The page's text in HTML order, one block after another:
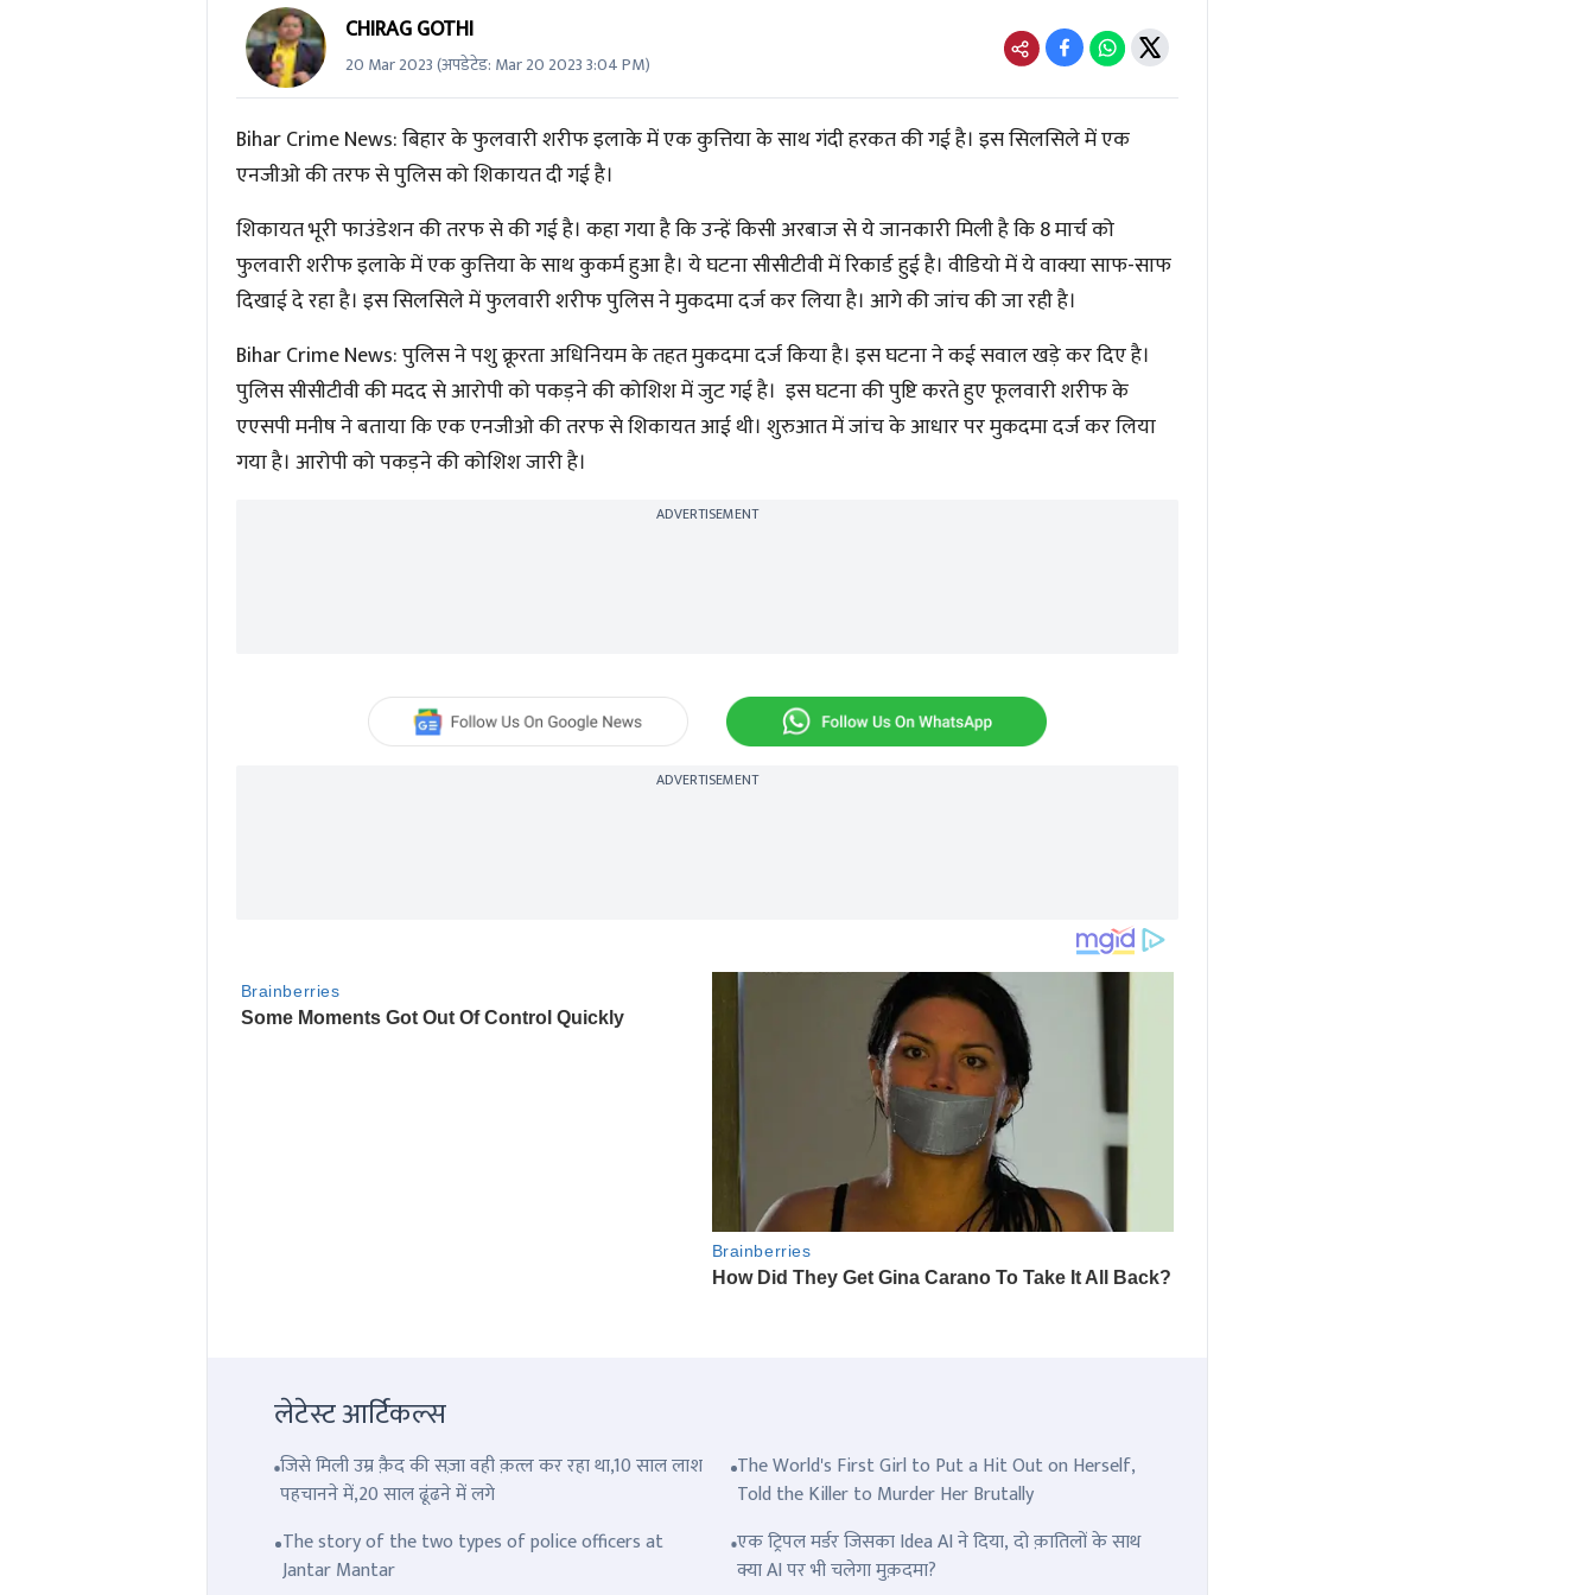
CHIRAG GOTHI
20 Mar 2023(अपडेटेड: Mar 20 2023 3:04 PM)
Bihar Crime News: बिहार के फुलवारी शरीफ इलाके में एक कुत्तिया के साथ गंदी हरकत की गई है। इस सिलसिले में एक
एनजीओ की तरफ से पुलिस को शिकायत दी गई है।
शिकायत भूरी फाउंडेशन की तरफ से की गई है। कहा गया है कि उन्हें किसी अरबाज से ये जानकारी मिली है कि 8 मार्च को
फुलवारी शरीफ इलाके में एक कुत्तिया के साथ कुकर्म हुआ है। ये घटना सीसीटीवी में रिकार्ड हुई है। वीडियो में ये वाक्या साफ-साफ
दिखाई दे रहा है। इस सिलसिले में फुलवारी शरीफ पुलिस ने मुकदमा दर्ज कर लिया है। आगे की जांच की जा रही है।
Bihar Crime News: पुलिस ने पशु क्रूरता अधिनियम के तहत मुकदमा दर्ज किया है। इस घटना ने कई सवाल खड़े कर दिए है।
पुलिस सीसीटीवी की मदद से आरोपी को पकड़ने की कोशिश में जुट गई है। इस घटना की पुष्टि करते हुए फूलवारी शरीफ के
एएसपी मनीष ने बताया कि एक एनजीओ की तरफ से शिकायत आई थी। शुरुआत में जांच के आधार पर मुकदमा दर्ज कर लिया
गया है। आरोपी को पकड़ने की कोशिश जारी है।
ADVERTISEMENT
ADVERTISEMENT
लेटेस्ट आर्टिकल्स
जिसे मिली उम्र क़ैद की सज़ा वही क़त्ल कर रहा था,10 साल लाश
पहचानने में,20 साल ढूंढने में लगे
The World's First Girl to Put a Hit Out on Herself,
Told the Killer to Murder Her Brutally
The story of the two types of police officers at
Jantar Mantar
एक ट्रिपल मर्डर जिसका Idea AI ने दिया, दो क़ातिलों के साथ
क्या AI पर भी चलेगा मुक़दमा?